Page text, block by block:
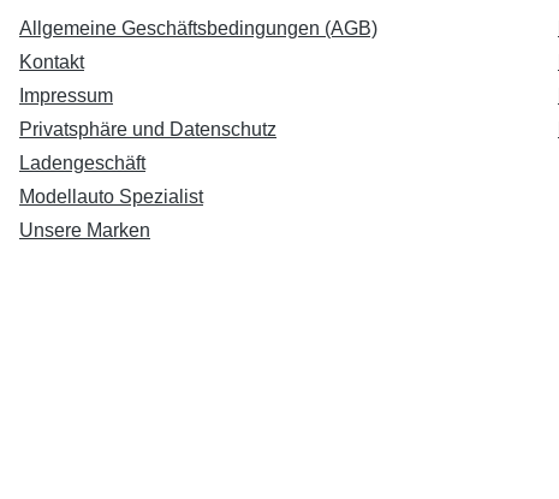
Allgemeine Geschäftsbedingungen (AGB)
Kontakt
Impressum
Privatsphäre und Datenschutz
Ladengeschäft
Modellauto Spezialist
Unsere Marken